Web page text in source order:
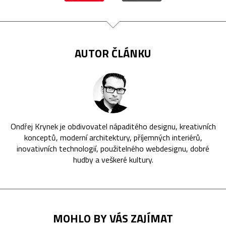
AUTOR ČLÁNKU
Ondřej Krynek je obdivovatel nápaditého designu, kreativních
konceptů, moderní architektury, příjemných interiérů,
inovativních technologií, použitelného webdesignu, dobré
hudby a veškeré kultury.
MOHLO BY VÁS ZAJÍMAT